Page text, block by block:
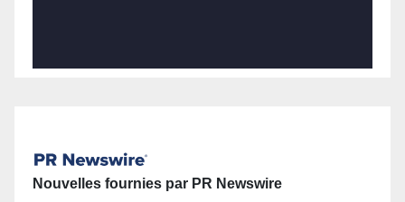
Nouvelles fournies par PR Newswire